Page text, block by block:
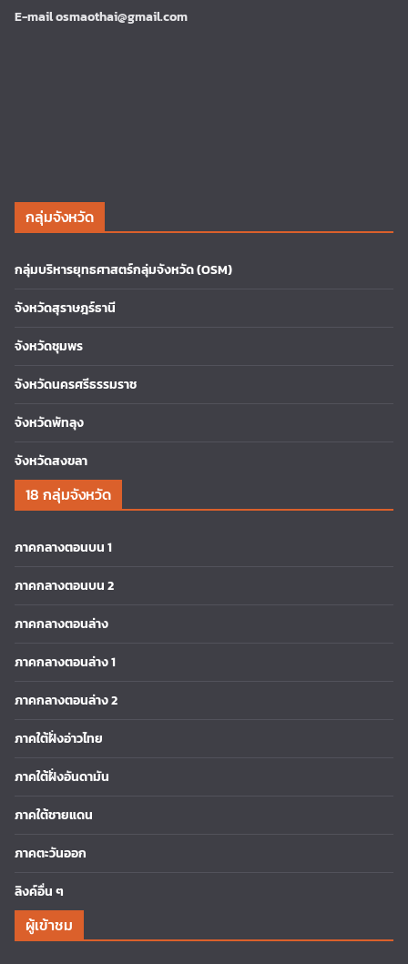
E-mail osmaothai@gmail.com
กลุ่มจังหวัด
กลุ่มบริหารยุทธศาสตร์กลุ่มจังหวัด (OSM)
จังหวัดสุราษฎร์ธานี
จังหวัดชุมพร
จังหวัดนครศรีธรรมราช
จังหวัดพัทลุง
จังหวัดสงขลา
18 กลุ่มจังหวัด
ภาคกลางตอนบน 1
ภาคกลางตอนบน 2
ภาคกลางตอนล่าง
ภาคกลางตอนล่าง 1
ภาคกลางตอนล่าง 2
ภาคใต้ฝั่งอ่าวไทย
ภาคใต้ฝั่งอันดามัน
ภาคใต้ชายแดน
ภาคตะวันออก
ลิงค์อื่น ๆ
ผู้เข้าชม